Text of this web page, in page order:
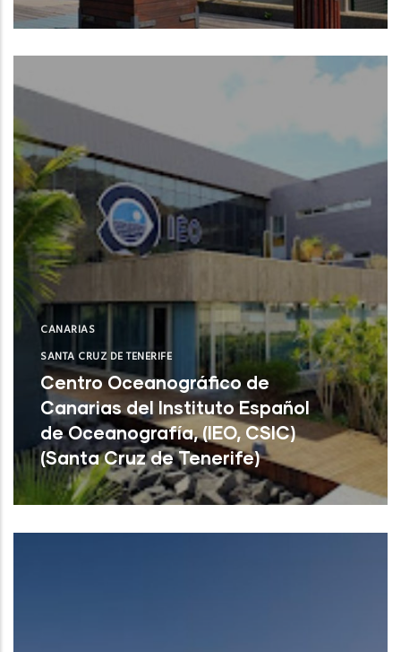
Centro Oceanográfico de Santander del
Instituto Español de Oceanografía (IEO,
CANARIAS
SANTA CRUZ DE TENERIFE
Centro Oceanográfico de
Canarias del Instituto Español
de Oceanografía, (IEO, CSIC)
(Santa Cruz de Tenerife)
Centro Oceanográfico de Canarias del
Instituto Español de Oceanografía, (IEO,